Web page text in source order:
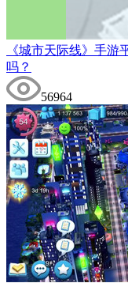
《城市天际线》手游
吗？
56964